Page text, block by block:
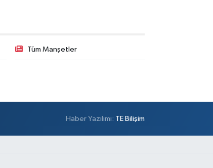
Tüm Manşetler
Haber Yazılımı: TE Bilişim